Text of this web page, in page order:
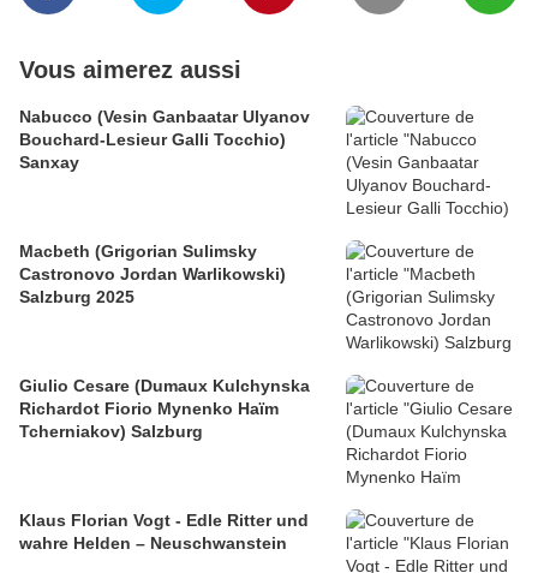
Vous aimerez aussi
Nabucco (Vesin Ganbaatar Ulyanov
Bouchard-Lesieur Galli Tocchio)
Sanxay
Macbeth (Grigorian Sulimsky
Castronovo Jordan Warlikowski)
Salzburg 2025
Giulio Cesare (Dumaux Kulchynska
Richardot Fiorio Mynenko Haïm
Tcherniakov) Salzburg
Klaus Florian Vogt - Edle Ritter und
wahre Helden – Neuschwanstein